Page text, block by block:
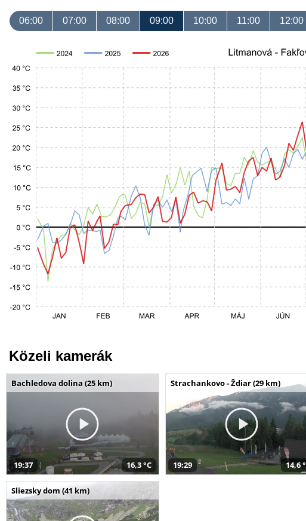
06:00 07:00 08:00 09:00 10:00 11:00 12:00
Közeli kamerák
Bachledova dolina (25 km)
19:37 16,3 °C
Strachankovo - Ždiar (29 km)
19:29 14,6
Sliezsky dom (41 km)